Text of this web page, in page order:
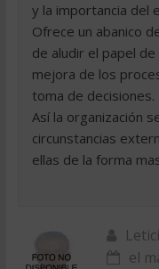
y la importancia del
Ofrece un abanico
de aludir el papel
mejora de los
toma de decisiones.
Así la organización
circunstancias
ellas de la forma
el